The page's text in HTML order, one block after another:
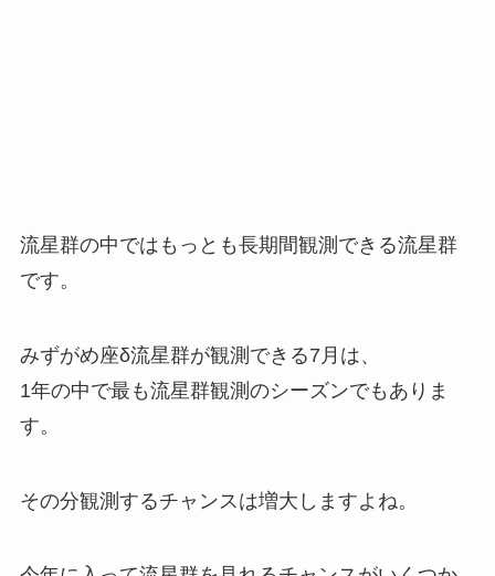
流星群の中ではもっとも長期間観測できる流星群
です。
みずがめ座δ流星群が観測できる7月は、
1年の中で最も流星群観測のシーズンでもありま
す。
その分観測するチャンスは増大しますよね。